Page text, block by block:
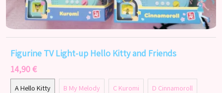
Figurine TV Light-up Hello Kitty and Friends
14,90 €
A Hello Kitty B My Melody C Kuromi D Cinnamoroll